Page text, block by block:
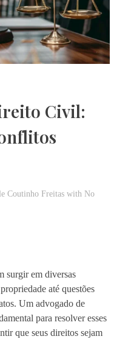
Civil:
Coutinho Freitas with No
surgir em diversas
até questões
Um advogado de
para resolver esses
que seus direitos sejam